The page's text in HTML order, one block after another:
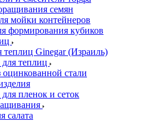
семян
мойки контейнеров
формирования кубиков
теплиц Ginegar (Израиль)
теплиц
оцинкованной стали
пленок и сеток
салата